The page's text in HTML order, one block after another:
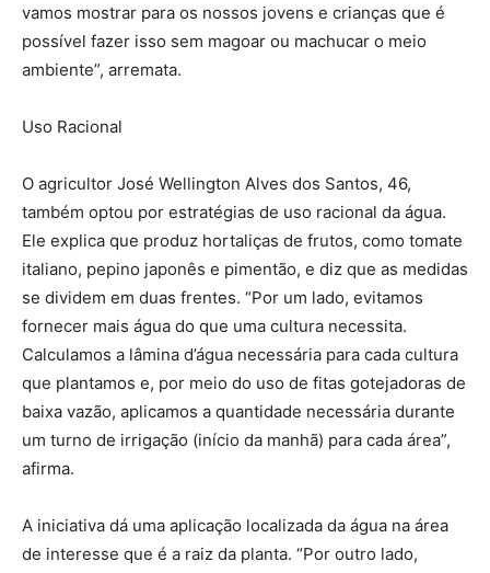
vamos mostrar para os nossos jovens e crianças que é
possível fazer isso sem magoar ou machucar o meio
ambiente”, arremata.
Uso Racional
O agricultor José Wellington Alves dos Santos, 46,
também optou por estratégias de uso racional da água.
Ele explica que produz hortaliças de frutos, como tomate
italiano, pepino japonês e pimentão, e diz que as medidas
se dividem em duas frentes. “Por um lado, evitamos
fornecer mais água do que uma cultura necessita.
Calculamos a lâmina d’água necessária para cada cultura
que plantamos e, por meio do uso de fitas gotejadoras de
baixa vazão, aplicamos a quantidade necessária durante
um turno de irrigação (início da manhã) para cada área”,
afirma.
A iniciativa dá uma aplicação localizada da água na área
de interesse que é a raiz da planta. “Por outro lado,